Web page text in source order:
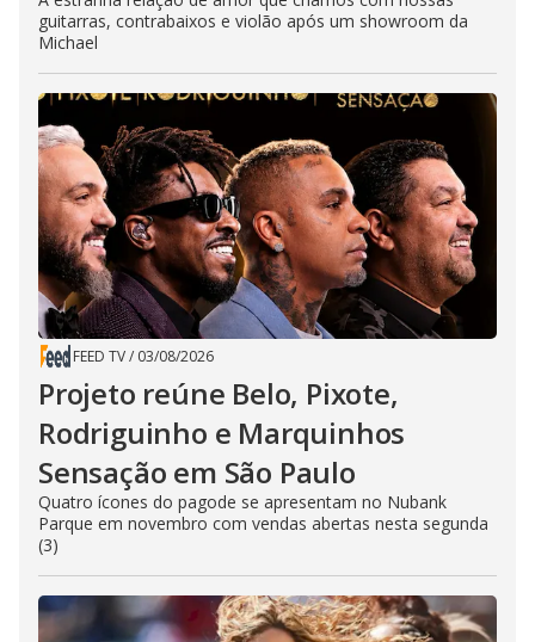
guitarras, contrabaixos e violão após um showroom da
Michael
FEED TV/ 03/08/2026
Projeto reúne Belo, Pixote,
Rodriguinho e Marquinhos
Sensação em São Paulo
Quatro ícones do pagode se apresentam no Nubank
Parque em novembro com vendas abertas nesta segunda
(3)